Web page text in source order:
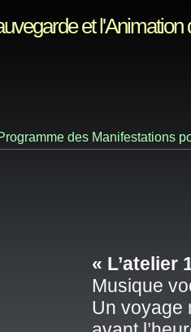
et
des Manifestations
« L’atelier
Musique
Un voyage